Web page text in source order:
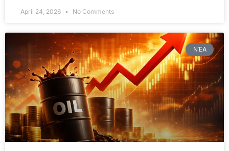
April 24, 2026 No Comments
ΝΈΑ